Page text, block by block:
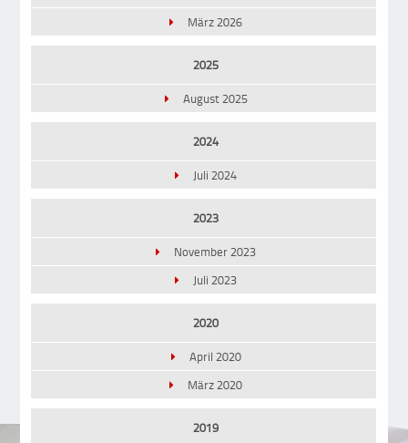
März 2026
2025
August 2025
2024
Juli 2024
2023
November 2023
Juli 2023
2020
April 2020
März 2020
2019